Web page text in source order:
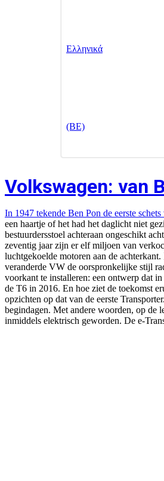
Ελληνικά
(BE)
Volkswagen: van
In 1947 tekende Ben Pon de eerste
een haartje of het had het daglicht niet
bestuurdersstoel achteraan ongeschikt
zeventig jaar zijn er elf miljoen van
luchtgekoelde motoren aan de
veranderde VW de oorspronkelijke stijl
voorkant te installeren: een ontwerp dat
de T6 in 2016. En hoe ziet de toekomst
opzichten op dat van de eerste
begindagen. Met andere woorden, op de
inmiddels elektrisch geworden. De e-